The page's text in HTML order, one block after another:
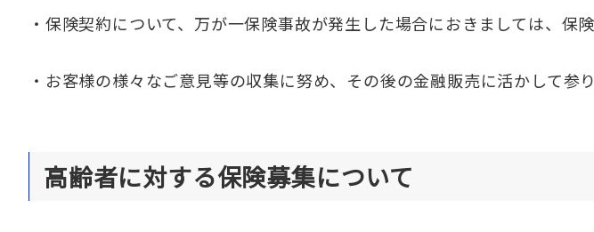
・保険契約について、万が一保険事故が発生した場合におきましては、保
・お客様の様々なご意見等の収集に努め、その後の金融販売に活かして参り
高齢者に対する保険募集について